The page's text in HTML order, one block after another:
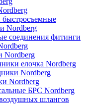
Nordberg
соединения фитинги
Nordberg
елочка Nordberg
Nordberg
Nordberg
БРС Nordberg
шлангов